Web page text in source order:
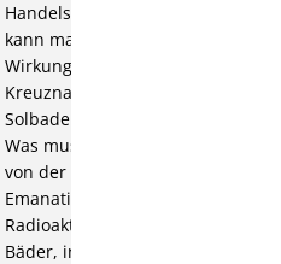
Handelsabkommens; Wie
kann man sich die
Wirkungen der
Kreuznacher
Solbadekuren erklären?
Was muss der Balneologe
von der Heilquellen-
Emanation wissen?; 1925:
Radioaktive Quellen und
Bäder, in: Deutscher